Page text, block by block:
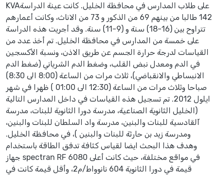
KVAعلى طلاب المدارس في محافظة الخليل. كانت عينة الدراسة
142 طالبا من بينهم 69 من الذكور و 73 من الاناث، وكانت أعمارهم
تتراوح بين (16-18) سنة و (9-11) سنة. وقد أجريت هذه الدراسة
على خمسة من المدارس في محافظة الخليل. تم أخذ عدد من
القياسات لدرجة حرارة الجسم عن طريق الاذن، ونسبة الأكسجين
في الدم ومعدل نبض القلب، وضغط الدم الشرياني (ضغط الدم
الانبساطي والانقباضي)، ثلاث مرات من الساعة (8:00 الى 8:30)
صباحا وثلاث مرات من الساعة (12:30 الى 01:00 ) ظهرا في شهر
ايلول 2012. تم تسجيل هذه القياسات في داخل المدارس التالية
(الخليل الثانوية الصناعية، مدرسة دورا الثانوية للبنات، مدرسة
آلقادسية للبنات والبنين، مدرسة واد السلطان للبنات والبنين،
ومدرسة زيد بن حارثة للبنات والبنين )، في محافظة الخليل.
وهدف هذا البحث ايضا لقياس كثافة تدفق الطاقة باستخدام
جهاز spectran RF 6080 في مواقع مختلفة، حيث كانت أعلى
قيمة في دورا الثانوية 604 نانوواط/م2، وأقل قيمة كانت في